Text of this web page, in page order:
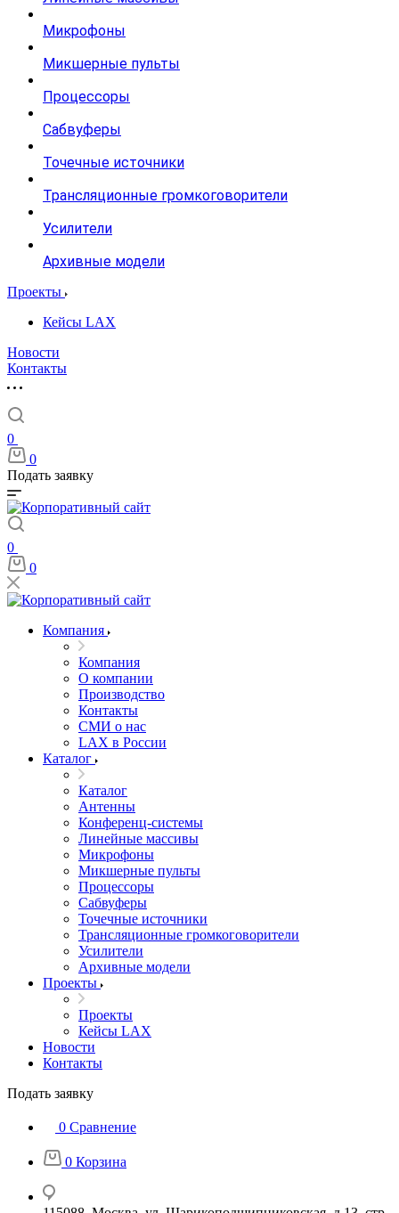
Микрофоны
Микшерные пульты
Процессоры
Сабвуферы
Точечные источники
Трансляционные громкоговорители
Усилители
Архивные модели
Проекты
Кейсы LAX
Новости
Контакты
0
0
Подать заявку
0
0
Компания
Компания
О компании
Производство
Контакты
СМИ о нас
LAX в России
Каталог
Каталог
Антенны
Конференц-системы
Линейные массивы
Микрофоны
Микшерные пульты
Процессоры
Сабвуферы
Точечные источники
Трансляционные громкоговорители
Усилители
Архивные модели
Проекты
Проекты
Кейсы LAX
Новости
Контакты
Подать заявку
0 Сравнение
0 Корзина